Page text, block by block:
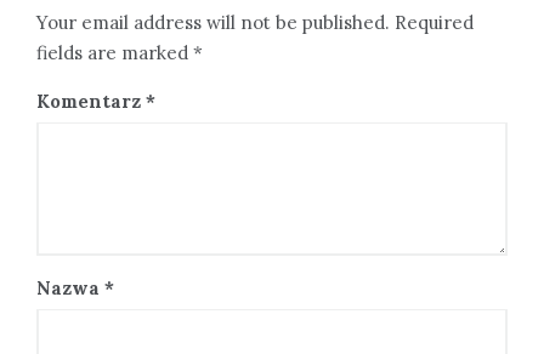
Your email address will not be published. Required
fields are marked *
Komentarz *
Nazwa *